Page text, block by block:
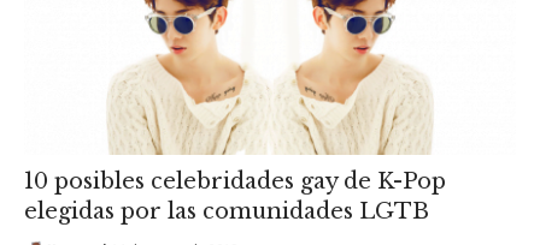
10 posibles celebridades gay de K-Pop
elegidas por las comunidades LGTB